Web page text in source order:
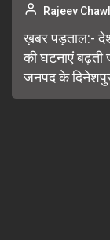
Rajeev
ख़बर पड़ताल:-
की घटनाएं बढ़ती
जनपद के